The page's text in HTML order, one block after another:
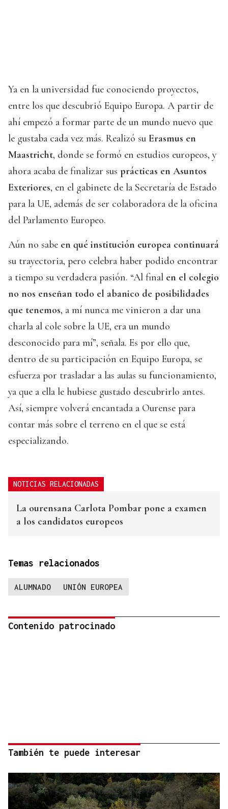
Ya en la universidad fue conociendo proyectos,
entre los que descubrió Equipo Europa. A partir de
ahí empezó a formar parte de un mundo nuevo que
le gustaba cada vez más. Realizó su Erasmus en
Maastricht, donde se formó en estudios europeos, y
ahora acaba de finalizar sus prácticas en Asuntos
Exteriores, en el gabinete de la Secretaría de Estado
para la UE, además de ser colaboradora de la oficina
del Parlamento Europeo.
Aún no sabe en qué institución europea continuará
su trayectoria, pero celebra haber podido encontrar
a tiempo su verdadera pasión. “Al final en el colegio
no nos enseñan todo el abanico de posibilidades
que tenemos, a mí nunca me vinieron a dar una
charla al cole sobre la UE, era un mundo
desconocido para mí”, señala. Es por ello que,
dentro de su participación en Equipo Europa, se
esfuerza por trasladar a las aulas su funcionamiento,
ya que a ella le hubiese gustado descubrirlo antes.
Así, siempre volverá encantada a Ourense para
contar más sobre el terreno en el que se está
especializando.
NOTICIAS RELACIONADAS
La ourensana Carlota Pombar pone a examen
a los candidatos europeos
Temas relacionados
ALUMNADO UNIÓN EUROPEA
Contenido patrocinado
También te puede interesar